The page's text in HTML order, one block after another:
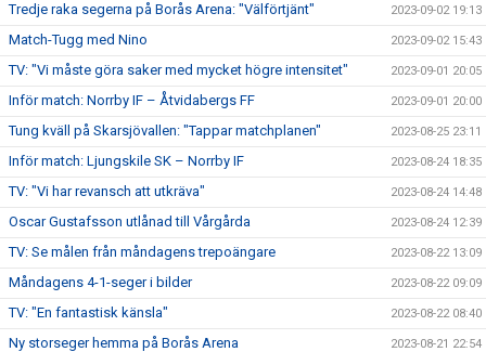
Tredje raka segerna på Borås Arena: "Välförtjänt" 2023-09-02 19:13
Match-Tugg med Nino 2023-09-02 15:43
TV: "Vi måste göra saker med mycket högre intensitet" 2023-09-01 20:05
Inför match: Norrby IF – Åtvidabergs FF 2023-09-01 20:00
Tung kväll på Skarsjövallen: "Tappar matchplanen" 2023-08-25 23:11
Inför match: Ljungskile SK – Norrby IF 2023-08-24 18:35
TV: "Vi har revansch att utkräva" 2023-08-24 14:48
Oscar Gustafsson utlånad till Vårgårda 2023-08-24 12:39
TV: Se målen från måndagens trepoängare 2023-08-22 13:09
Måndagens 4-1-seger i bilder 2023-08-22 09:09
TV: "En fantastisk känsla" 2023-08-22 08:40
Ny storseger hemma på Borås Arena 2023-08-21 22:54